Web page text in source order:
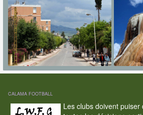
CALAMA FOOTBALL
Les clubs doivent